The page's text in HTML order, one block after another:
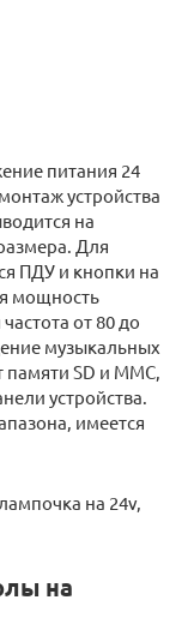
питания 24
устройства
на
Для
ПДУ и кнопки на
мощность
от 80 до
музыкальных
SD и MMC,
устройства.
имеется
на 24v,
на